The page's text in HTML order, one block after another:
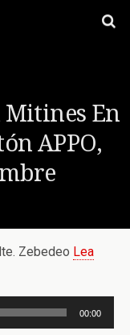
Mitines En
APPO,
Zebedeo Lea
00:00